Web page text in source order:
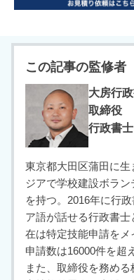
この記事の監修者
大房行
取締役
行政書
東京都大田区蒲田に
ジアで学校建設ボラ
を持つ。2016年に行
ア語が話せる行政書
在は特定技能申請を
申請数は16000件を超
また、取締役を務め